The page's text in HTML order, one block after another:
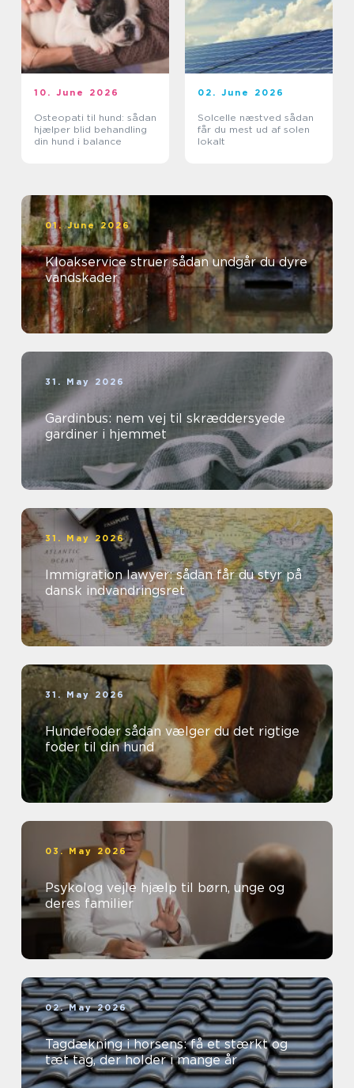
10. June 2026
Osteopati til hund: sådan
hjælper blid behandling
din hund i balance
02. June 2026
Solcelle næstved sådan
får du mest ud af solen
lokalt
01. June 2026
Kloakservice struer sådan undgår du dyre
vandskader
31. May 2026
Gardinbus: nem vej til skræddersyede
gardiner i hjemmet
31. May 2026
Immigration lawyer: sådan får du styr på
dansk indvandringsret
31. May 2026
Hundefoder sådan vælger du det rigtige
foder til din hund
03. May 2026
Psykolog vejle hjælp til børn, unge og
deres familier
02. May 2026
Tagdækning i horsens: få et stærkt og
tæt tag, der holder i mange år